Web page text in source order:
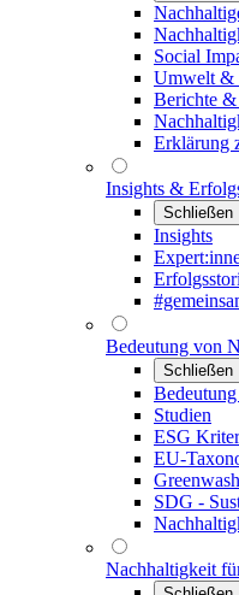
Social
Umwelt &
Berichte
Erklärung
Insights &
Schließen
Insights
Bedeutung von
Schließen
Studien
ESG
EU-
SDG -
Nachhaltigkeit